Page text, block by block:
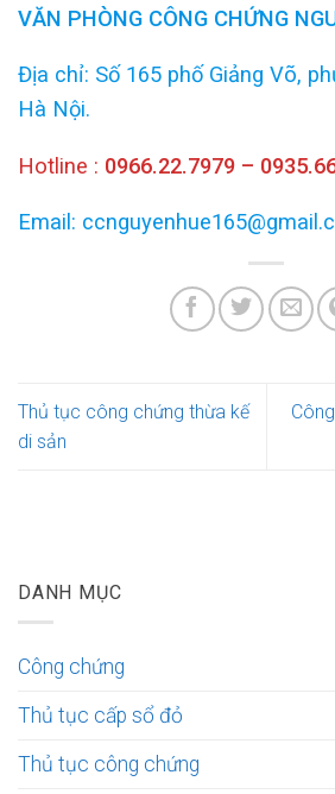
VĂN PHÒNG CÔNG CHỨNG
Địa chỉ: Số 165 phố Giảng Võ,
Hà Nội.
Hotline : 0966.22.7979 –
Email:
Thủ tục công chứng thừa kế
di sản
DANH MỤC
Công chứng
Thủ tục cấp sổ đỏ
Thủ tục công chứng